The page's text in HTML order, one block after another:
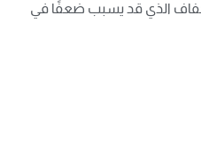
الذي قد يسبب ضعفًا في